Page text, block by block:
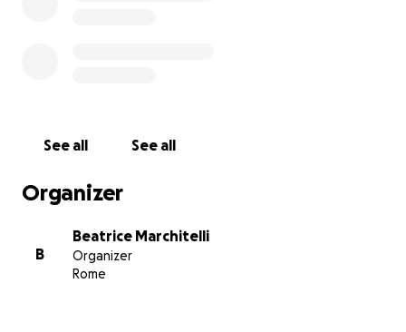
See all See all
Organizer
B
Beatrice Marchitelli
Organizer
Rome